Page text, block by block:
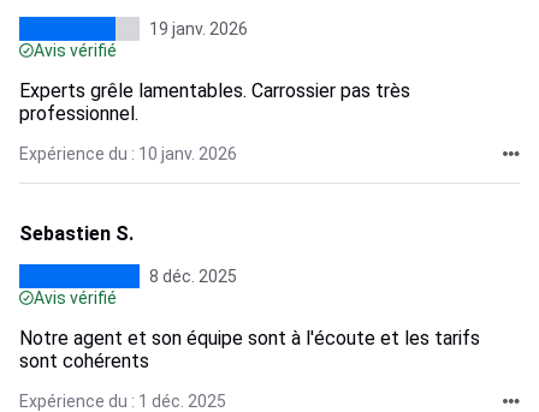
19 janv. 2026
Avis vérifié
Experts grêle lamentables. Carrossier pas très
professionnel.
Expérience du : 10 janv. 2026
Sebastien S.
8 déc. 2025
Avis vérifié
Notre agent et son équipe sont à l'écoute et les tarifs
sont cohérents
Expérience du : 1 déc. 2025